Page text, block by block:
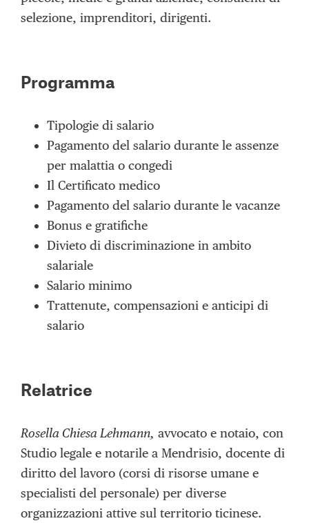
selezione, imprenditori, dirigenti.
Programma
Tipologie di salario
Pagamento del salario durante le assenze
per malattia o congedi
Il Certificato medico
Pagamento del salario durante le vacanze
Bonus e gratifiche
Divieto di discriminazione in ambito
salariale
Salario minimo
Trattenute, compensazioni e anticipi di
salario
Relatrice
Rosella Chiesa Lehmann, avvocato e notaio, con
Studio legale e notarile a Mendrisio, docente di
diritto del lavoro (corsi di risorse umane e
specialisti del personale) per diverse
organizzazioni attive sul territorio ticinese.